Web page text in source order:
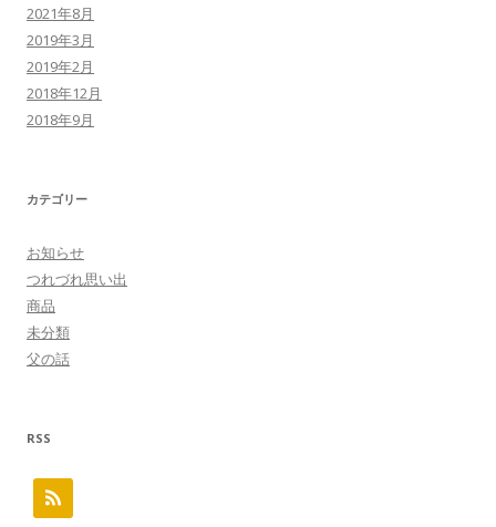
2021年8月
2019年3月
2019年2月
2018年12月
2018年9月
カテゴリー
お知らせ
つれづれ思い出
商品
未分類
父の話
RSS